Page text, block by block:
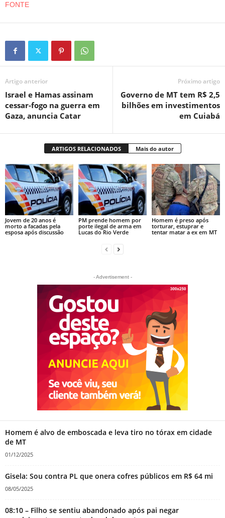
FONTE
Artigo anterior
Israel e Hamas assinam
cessar-fogo na guerra em
Gaza, anuncia Catar
Próximo artigo
Governo de MT tem R$ 2,5
bilhões em investimentos
em Cuiabá
ARTIGOS RELACIONADOS Mais do autor
Jovem de 20 anos é
morto a facadas pela
esposa após discussão
PM prende homem por
porte ilegal de arma em
Lucas do Rio Verde
Homem é preso após
torturar, estuprar e
tentar matar a ex em MT
- Advertisement -
Homem é alvo de emboscada e leva tiro no tórax em cidade
de MT
01/12/2025
Gisela: Sou contra PL que onera cofres públicos em R$ 64 mi
08/05/2025
08:10 – Filho se sentiu abandonado após pai negar